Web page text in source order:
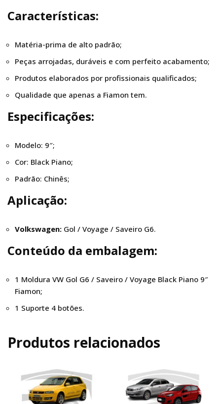
Características:
Matéria-prima de alto padrão;
Peças arrojadas, duráveis e com perfeito acabamento;
Produtos elaborados por profissionais qualificados;
Qualidade que apenas a Fiamon tem.
Especificações:
Modelo: 9″;
Cor: Black Piano;
Padrão: Chinês;
Aplicação:
Volkswagen: Gol / Voyage / Saveiro G6.
Conteúdo da embalagem:
1 Moldura VW Gol G6 / Saveiro / Voyage Black Piano 9″
Fiamon;
1 Suporte 4 botões.
Produtos relacionados